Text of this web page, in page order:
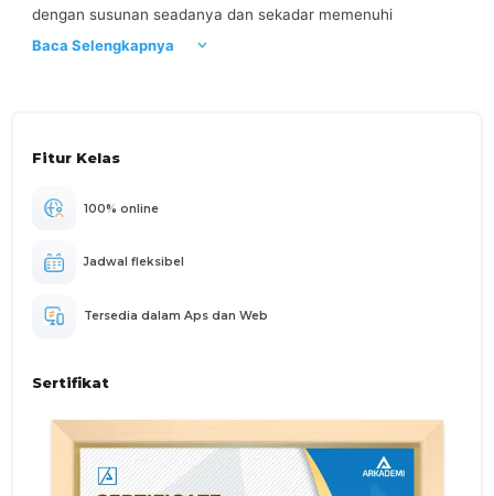
dengan susunan seadanya dan sekadar memenuhi
keinginan penghuni/pemilik rumah. Melalui kelas Membuat
menuangkanya ke dalam dokumentasi rancangan yang
peserta dapat merancang hunian sederhana milik mereka
menjadi Arsitek Bangunan.
Baca Selengkapnya
Fitur Kelas
100% online
Jadwal fleksibel
Tersedia dalam Aps dan Web
Sertifikat